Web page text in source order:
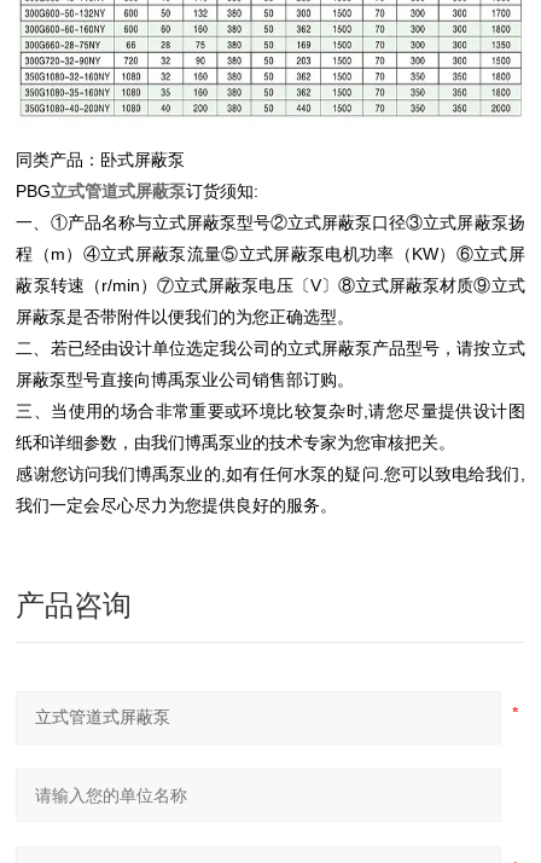
同类产品： 卧式屏蔽泵
PBG立式管道式屏蔽泵订货须知:
一、①产品名称与立式屏蔽泵型号②立式屏蔽泵口径③立式屏蔽泵扬
程（m）④立式屏蔽泵流量⑤立式屏蔽泵电机功率（KW）⑥立式屏
蔽泵转速（r/min）⑦立式屏蔽泵电压〔V〕⑧立式屏蔽泵材质⑨立式
屏蔽泵是否带附件以便我们的为您正确选型。
二、若已经由设计单位选定我公司的立式屏蔽泵产品型号，请按立式
屏蔽泵型号直接向博禹泵业公司销售部订购。
三、当使用的场合非常重要或环境比较复杂时,请您尽量提供设计图
纸和详细参数，由我们博禹泵业的技术专家为您审核把关。
感谢您访问我们博禹泵业的,如有任何水泵的疑问.您可以致电给我们,
我们一定会尽心尽力为您提供良好的服务。
产品咨询